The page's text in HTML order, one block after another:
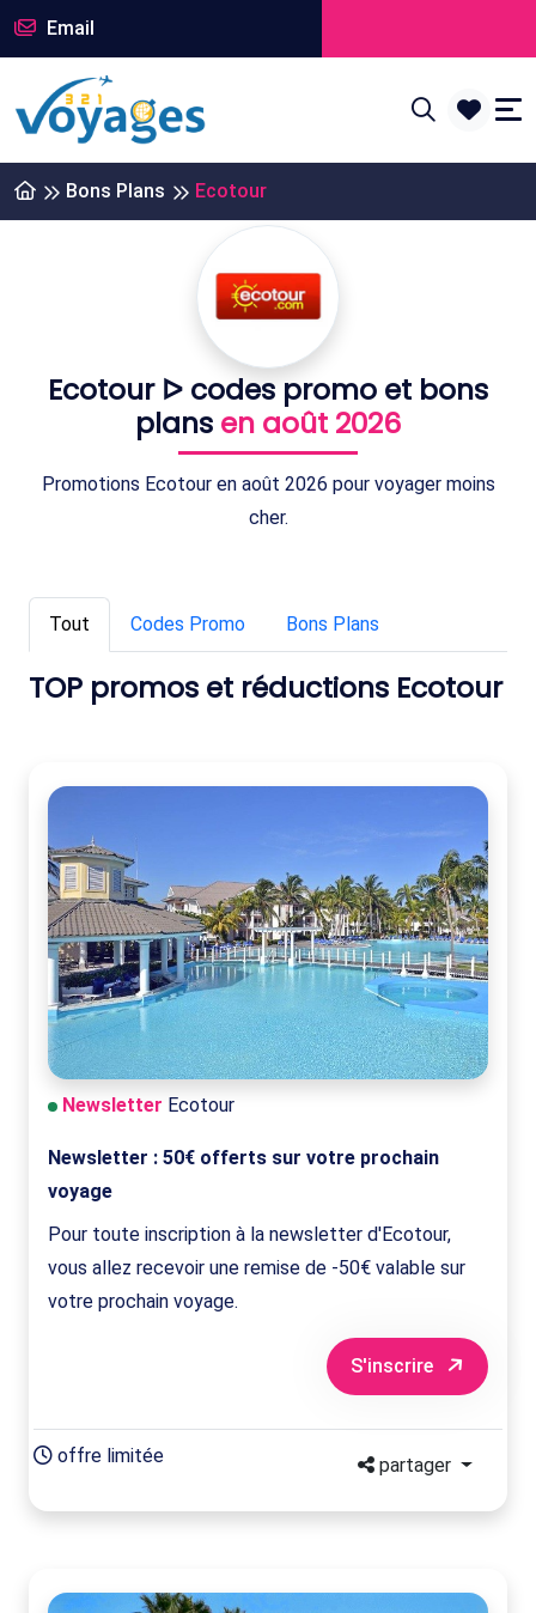
Email
Bons Plans Ecotour
Ecotour ᐅ codes promo et bons
plans en août 2026
Promotions Ecotour en août 2026 pour voyager moins
cher.
Tout Codes Promo Bons Plans
TOP promos et réductions Ecotour
Newsletter Ecotour
Newsletter : 50€ offerts sur votre prochain
voyage
Pour toute inscription à la newsletter d'Ecotour,
vous allez recevoir une remise de -50€ valable sur
votre prochain voyage.
S'inscrire
offre limitée partager